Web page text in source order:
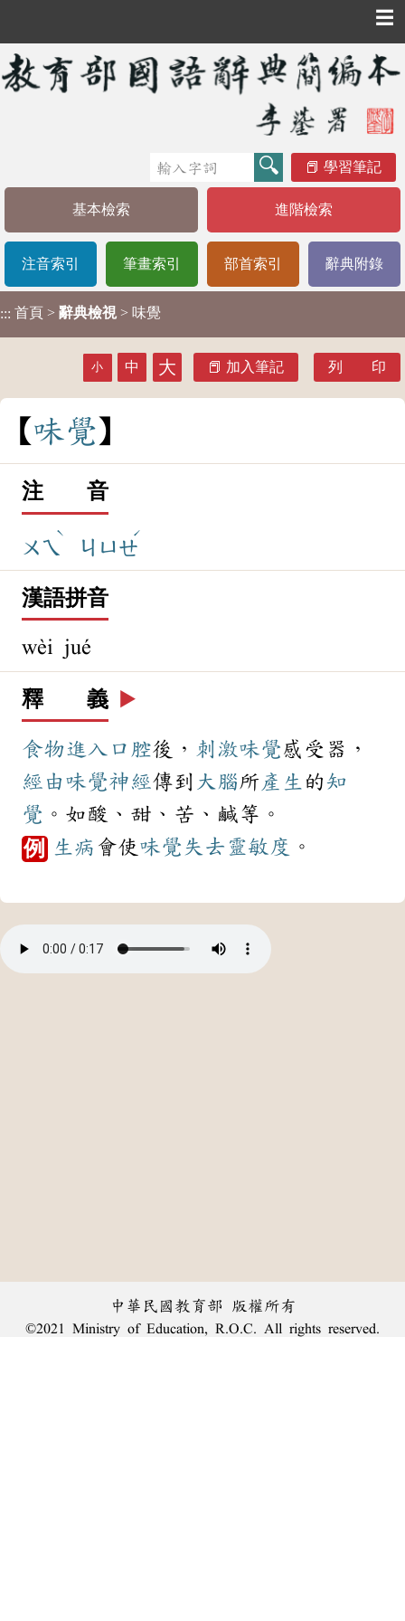
☰
學習筆記
基本檢索 進階檢索
注音索引 筆畫索引 部首索引 辭典附錄
::: 首頁 > 辭典檢視 > 味覺
小 中 大 加入筆記 列 印
味覺
注 音
ㄨㄟ
ˋ
ㄐㄩㄝ
ˊ
漢語拼音
wèi jué
釋 義 ▶️
食物進入 口腔後， 刺激味覺感受器，
經由味覺神經傳到 大腦所 產生 的知
覺 。如酸、甜、苦、鹹等。
例 生病 會使 味覺 失去 靈敏度 。
中華民國教育部 版權所有
©2021 Ministry of Education, R.O.C. All rights reserved.